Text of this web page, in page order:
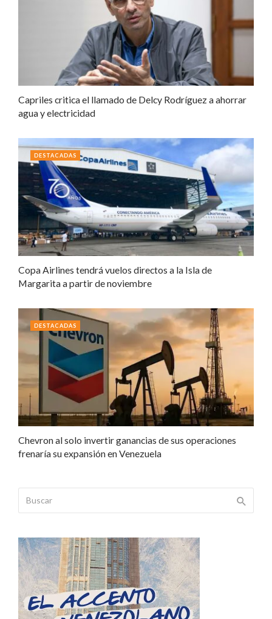
Capriles critica el llamado de Delcy Rodríguez a ahorrar
agua y electricidad
Copa Airlines tendrá vuelos directos a la Isla de
Margarita a partir de noviembre
DESTACADAS
Chevron al solo invertir ganancias de sus operaciones
frenaría su expansión en Venezuela
DESTACADAS